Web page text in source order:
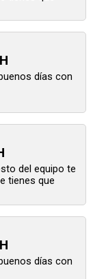
días con
del equipo te
tienes que
días con